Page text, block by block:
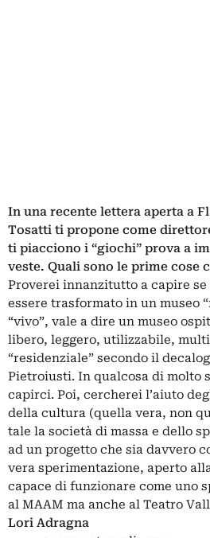
In una recente lettera aperta a
Tosatti ti propone come
ti piacciono i “giochi” prova a
veste. Quali sono le prime cose
Proverei innanzitutto a capire
essere trasformato in un museo
“vivo”, vale a dire un museo
libero, leggero, utilizzabile,
“residenziale” secondo il
Pietroiusti. In qualcosa di molto
capirci. Poi, cercherei l’aiuto
della cultura (quella vera, non
tale la società di massa e dello
ad un progetto che sia davvero
vera sperimentazione, aperto
capace di funzionare come uno
al MAAM ma anche al Teatro
Lori Adragna